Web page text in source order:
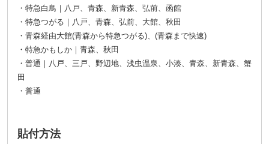
・特急白鳥｜八戸、青森、新青森、弘前、函館
・特急つがる｜八戸、青森、弘前、大館、秋田
・青森経由大館(青森から特急つがる)、(青森まで快速)
・特急かもしか｜青森、秋田
・普通｜八戸、三戸、野辺地、浅虫温泉、小湊、青森、新青森、蟹
田
・普通
貼付方法